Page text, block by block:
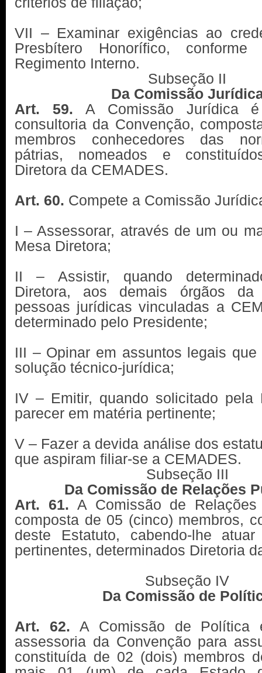
VII – Examinar exigências ao
Presbítero Honorífico,
Regimento Interno.
Subseção II
Da Comissão
Art. 59. A Comissão Jurídica
consultoria da Convenção,
membros conhecedores das
pátrias, nomeados e
Diretora da CEMADES.
Art. 60. Compete a Comissão
I – Assessorar, através de um ou
Mesa Diretora;
II – Assistir, quando
Diretora, aos demais órgãos da
pessoas jurídicas vinculadas a
determinado pelo Presidente;
III – Opinar em assuntos legais que
solução técnico-jurídica;
IV – Emitir, quando solicitado pela
parecer em matéria pertinente;
V – Fazer a devida análise dos
que aspiram filiar-se a CEMADES.
Subseção III
Da Comissão de Relações
Art. 61. A Comissão de
composta de 05 (cinco) membros,
deste Estatuto, cabendo-lhe
pertinentes, determinados Diretoria
Subseção IV
Da Comissão de
Art. 62. A Comissão de
assessoria da Convenção para
constituída de 02 (dois) membros